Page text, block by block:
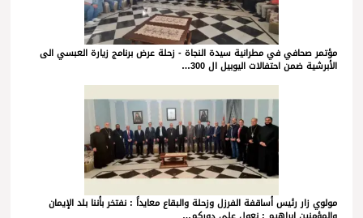
مؤتمر صحافي في مطرانية سيدة النجاة - زحلة عرض برنامج زيارة العبسي الى
الأبرشية ضمن احتفالات اليوبيل ال 300…
مولوي زار رئيس أساقفة الفرزل وزحلة والبقاع معايداً : نفتخر بأننا بلد الإيمان